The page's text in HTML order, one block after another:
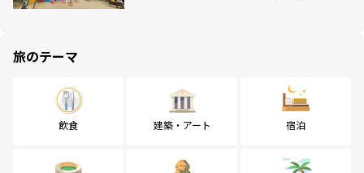
旅のテーマ
飲食 建築・アート 宿泊